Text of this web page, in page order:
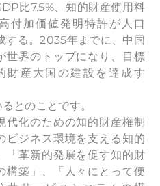
比7.5%、知的財産使用料
付加価値発明特許が人口
する。2035年までに、中国
世界のトップになり、目標
財産大国の建設を達成す
とのことです。
代化のための知的財産権制
ビジネス環境を支える知的
「革新的発展を促す知的財
構築」、「人々にとって便